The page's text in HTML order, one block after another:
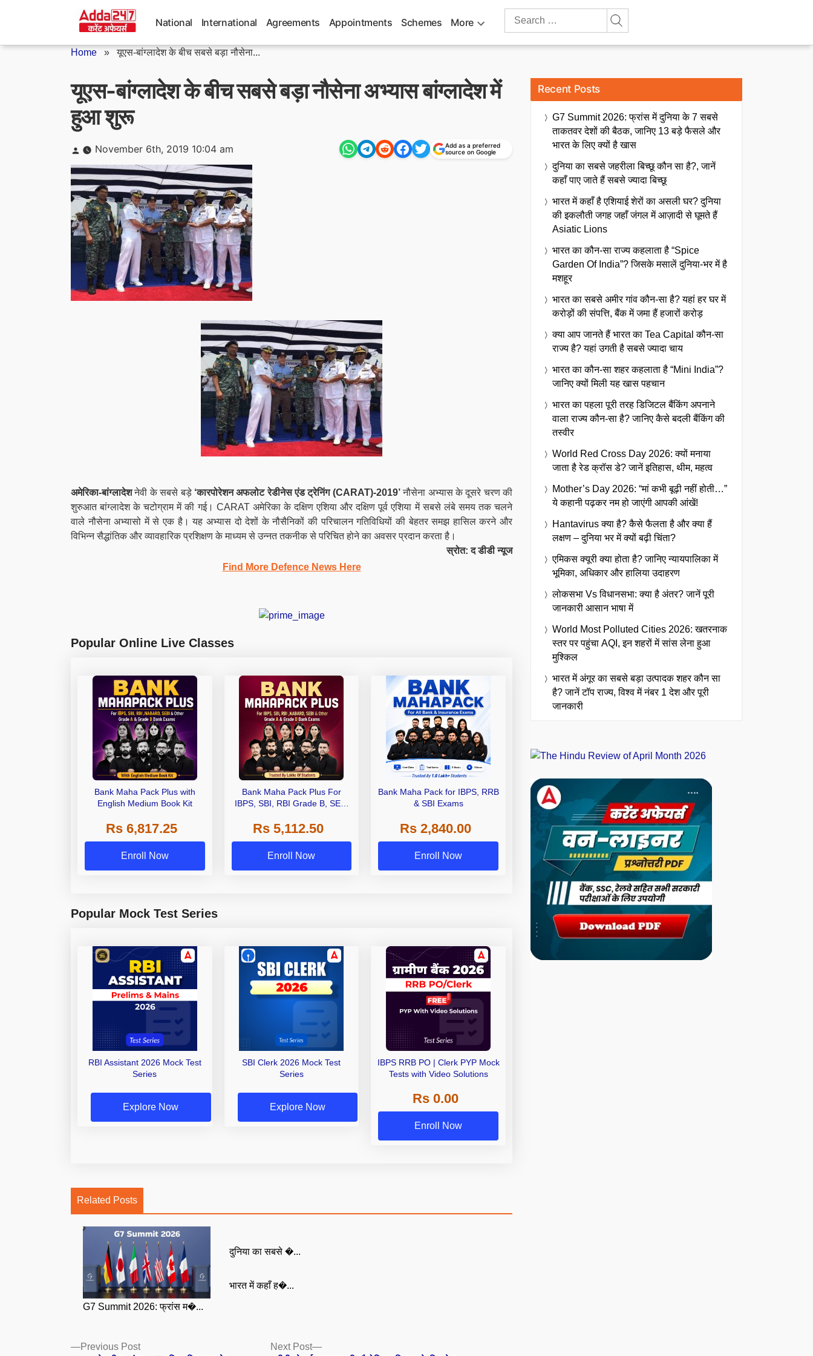
National International Agreements Appointments Schemes More
Search
Home »यूएस-बांग्लादेश के बीच सबसे बड़ा नौसेना...
यूएस-बांग्लादेश के बीच सबसे बड़ा नौसेना अभ्यास बांग्लादेश में
हुआ शुरू
Posted
by
November 6th, 2019 10:04 am
Add as a preferred
source on Google
अमेरिका-बांग्लादेशनेवी के सबसे बड़े ‘कारपोरेशन अफलोट रेडीनेस एंड ट्रेनिंग (CARAT)-2019’नौसेना अभ्यास के दूसरे चरण की
शुरुआत बांग्लादेश के चटोग्राम में की गई। CARAT अमेरिका के दक्षिण एशिया और दक्षिण पूर्व एशिया में सबसे लंबे समय तक चलने
वाले नौसेना अभ्यासो में से एक है। यह अभ्यास दो देशों के नौसैनिकों की परिचालन गतिविधियों की बेहतर समझ हासिल करने और
विभिन्न सैद्धांतिक और व्यावहारिक प्रशिक्षण के माध्यम से उन्नत तकनीक से परिचित होने का अवसर प्रदान करता है।
स्रोत: द डीडी न्यूज
Find More Defence News Here
Popular Online Live Classes
Bank Maha Pack Plus with
English Medium Book Kit
Rs 6,817.25
Enroll Now
Bank Maha Pack Plus For
IBPS, SBI, RBI Grade B, SEBI
Other Grade A & Grade B Bank
Exams
Rs 5,112.50
Enroll Now
Bank Maha Pack for IBPS, RRB
& SBI Exams
Rs 2,840.00
Enroll Now
Popular Mock Test Series
RBI Assistant 2026 Mock Test
Series
Explore Now
SBI Clerk 2026 Mock Test
Series
Explore Now
IBPS RRB PO | Clerk PYP Mock
Tests with Video Solutions
Rs 0.00
Enroll Now
Related Posts
G7 Summit 2026: फ्रांस म�...
दुनिया का सबसे �...
भारत में कहाँ ह�...
Posts
Previous PostPrevious
Next Post
Next
Recent Posts
G7 Summit 2026: फ्रांस में दुनिया के 7 सबसे
ताकतवर देशों की बैठक, जानिए 13 बड़े फैसले और
भारत के लिए क्यों है खास
दुनिया का सबसे जहरीला बिच्छू कौन सा है?, जानें
कहाँ पाए जाते हैं सबसे ज्यादा बिच्छू
भारत में कहाँ है एशियाई शेरों का असली घर? दुनिया
की इकलौती जगह जहाँ जंगल में आज़ादी से घूमते हैं
Asiatic Lions
भारत का कौन-सा राज्य कहलाता है “Spice
Garden Of India”? जिसके मसालें दुनिया-भर में है
मशहूर
भारत का सबसे अमीर गांव कौन-सा है? यहां हर घर में
करोड़ों की संपत्ति, बैंक में जमा हैं हजारों करोड़
क्या आप जानते हैं भारत का Tea Capital कौन-सा
राज्य है? यहां उगती है सबसे ज्यादा चाय
भारत का कौन-सा शहर कहलाता है “Mini India”?
जानिए क्यों मिली यह खास पहचान
भारत का पहला पूरी तरह डिजिटल बैंकिंग अपनाने
वाला राज्य कौन-सा है? जानिए कैसे बदली बैंकिंग की
तस्वीर
World Red Cross Day 2026: क्यों मनाया
जाता है रेड क्रॉस डे? जानें इतिहास, थीम, महत्व
Mother’s Day 2026: “मां कभी बूढ़ी नहीं होती…”
ये कहानी पढ़कर नम हो जाएंगी आपकी आंखें!
Hantavirus क्या है? कैसे फैलता है और क्या हैं
लक्षण – दुनिया भर में क्यों बढ़ी चिंता?
एमिकस क्यूरी क्या होता है? जानिए न्यायपालिका में
भूमिका, अधिकार और हालिया उदाहरण
लोकसभा Vs विधानसभा: क्या है अंतर? जानें पूरी
जानकारी आसान भाषा में
World Most Polluted Cities 2026: खतरनाक
स्तर पर पहुंचा AQI, इन शहरों में सांस लेना हुआ
मुश्किल
भारत में अंगूर का सबसे बड़ा उत्पादक शहर कौन सा
है? जानें टॉप राज्य, विश्व में नंबर 1 देश और पूरी
जानकारी